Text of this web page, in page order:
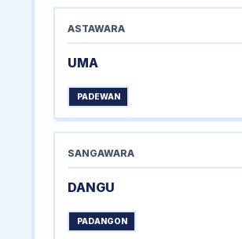
ASTAWARA
UMA
PADEWAN
SANGAWARA
DANGU
PADANGON